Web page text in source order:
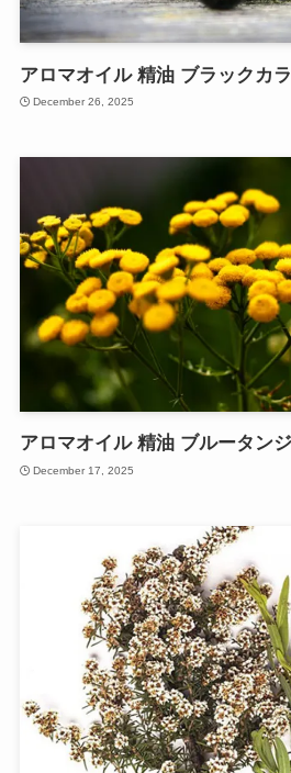
アロマオイル 精油 ブラックカ
December 26, 2025
アロマオイル 精油 ブルータン
December 17, 2025